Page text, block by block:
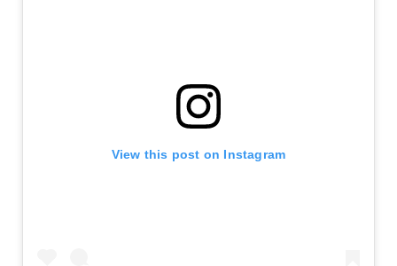
View this post on Instagram